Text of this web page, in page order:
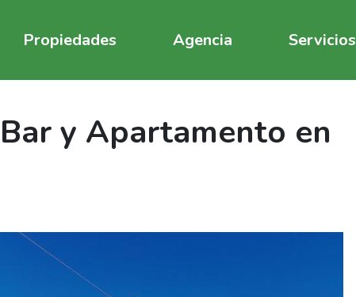
Propiedades Agencia Servicios
y Apartamento en